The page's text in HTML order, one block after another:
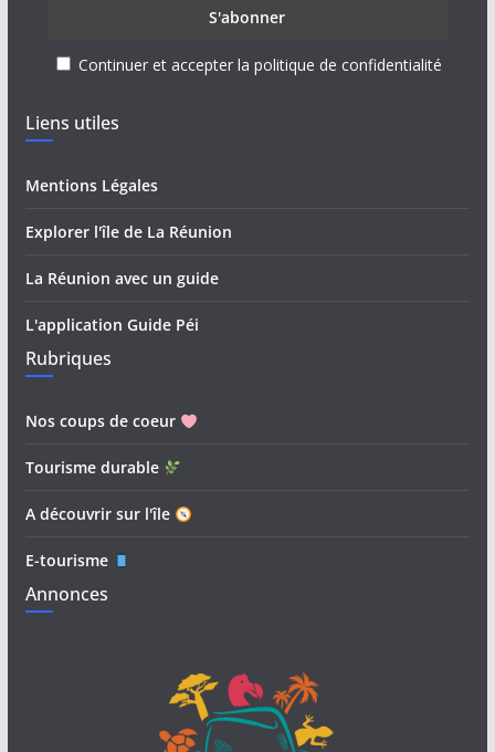
Continuer et accepter la politique de confidentialité
Liens utiles
Mentions Légales
Explorer l'île de La Réunion
La Réunion avec un guide
L'application Guide Péi
Rubriques
Nos coups de coeur
Tourisme durable
A découvrir sur l'île
E-tourisme
Annonces